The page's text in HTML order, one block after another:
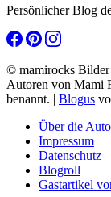
Persönlicher Blog
© mamirocks Bilder
Autoren von Mami
benannt. | Blogus
Über die
Impressum
Datenschutz
Blogroll
Gastartikel